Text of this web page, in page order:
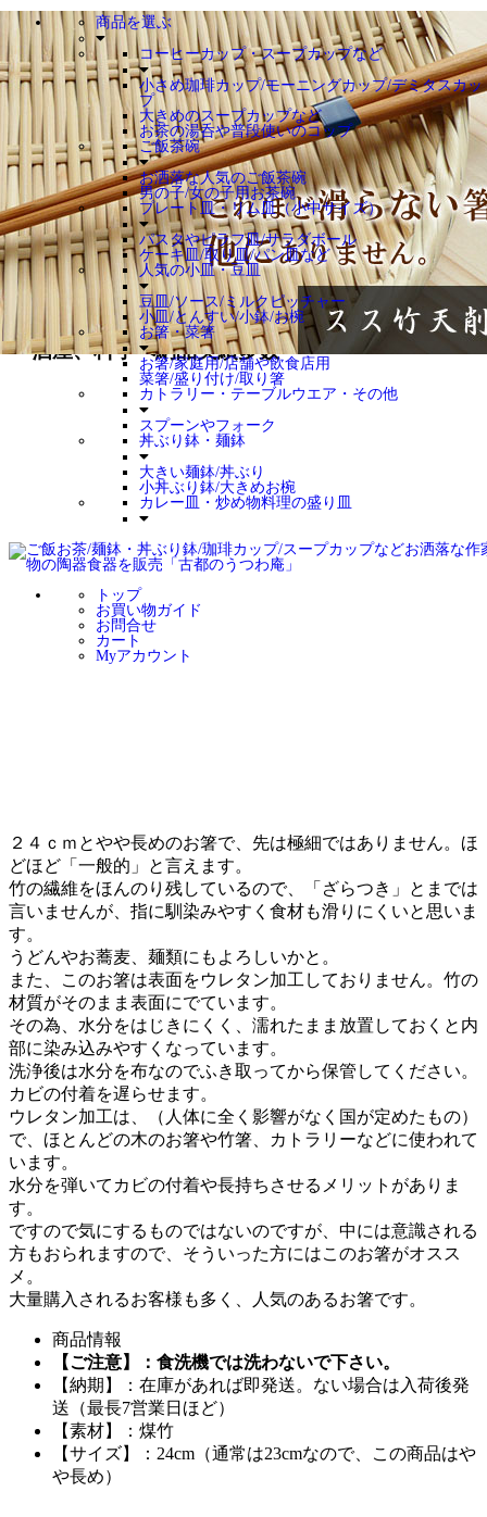
トップ
お買い物ガイド
お問合せ
カート
Myアカウント
商品を選ぶ
コーヒーカップ・スープカップなど
小さめ珈琲カップ/モーニングカップ/デミタスカッ
プ
大きめのスープカップなど
お茶の湯呑や普段使いのコップ
ご飯茶碗
お洒落な人気のご飯茶碗
男の子/女の子用お茶碗
プレート皿・リム皿（小中サイズ）
パスタやピラフ皿/サラダボール
ケーキ皿/取り皿/パン皿など
人気の小皿・豆皿
豆皿/ソース/ミルクピッチャー
小皿/とんすい/小鉢/お椀
お箸・菜箸
お箸/家庭用/店舗や飲食店用
菜箸/盛り付け/取り箸
カトラリー・テーブルウエア・その他
スプーンやフォーク
丼ぶり鉢・麺鉢
大きい麺鉢/丼ぶり
小丼ぶり鉢/大きめお椀
カレー皿・炒め物料理の盛り皿
トップ
お買い物ガイド
お問合せ
カート
Myアカウント
TOP お箸・菜箸 お箸/家庭用/店舗や飲食店用
【店舗/飲食店おススメ】スス竹天削ぎ箸/もち
やすく滑りにくい/長め/麺類に相性が良い/居
酒屋、料亭へ納品実績多数
２４ｃｍとやや長めのお箸で、先は極細ではありません。ほ
どほど「一般的」と言えます。
竹の繊維をほんのり残しているので、「ざらつき」とまでは
言いませんが、指に馴染みやすく食材も滑りにくいと思いま
す。
うどんやお蕎麦、麺類にもよろしいかと。
また、このお箸は表面をウレタン加工しておりません。竹の
材質がそのまま表面にでています。
その為、水分をはじきにくく、濡れたまま放置しておくと内
部に染み込みやすくなっています。
洗浄後は水分を布なのでふき取ってから保管してください。
カビの付着を遅らせます。
ウレタン加工は、（人体に全く影響がなく国が定めたもの）
で、ほとんどの木のお箸や竹箸、カトラリーなどに使われて
います。
水分を弾いてカビの付着や長持ちさせるメリットがありま
す。
ですので気にするものではないのですが、中には意識される
方もおられますので、そういった方にはこのお箸がオスス
メ。
大量購入されるお客様も多く、人気のあるお箸です。
商品情報
【ご注意】：食洗機では洗わないで下さい。
【納期】：在庫があれば即発送。ない場合は入荷後発
送（最長7営業日ほど）
【素材】：煤竹
【サイズ】：24cm（通常は23cmなので、この商品はや
や長め）